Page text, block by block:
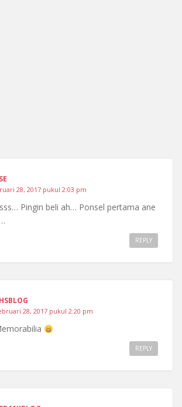
28, 2017 pukul 2:03 pm
Pingin beli ah… Ponsel pertama ane
REPLY
28, 2017 pukul 2:20 pm
REPLY